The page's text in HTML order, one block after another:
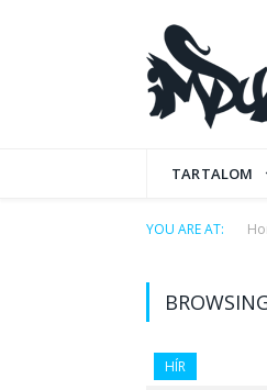
TARTALOM
YOU ARE AT:
HÍR